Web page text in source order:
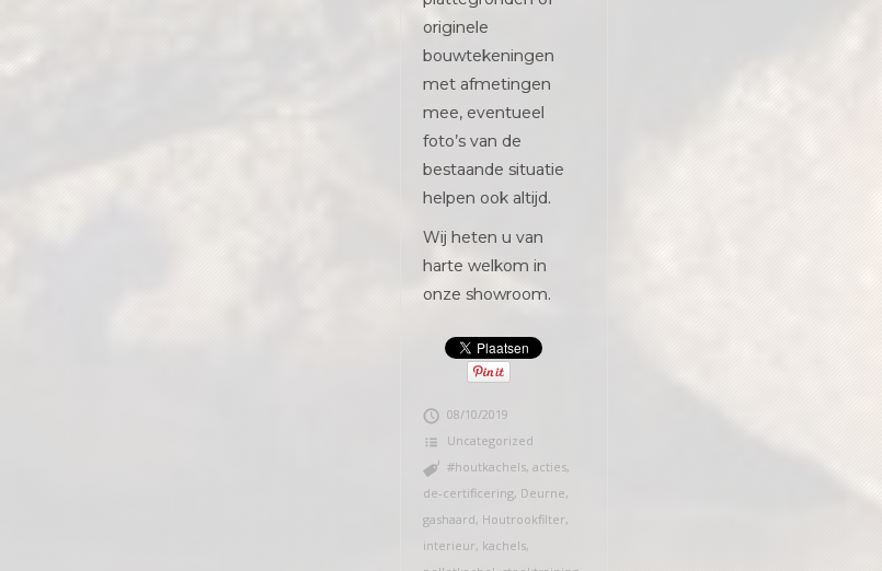
originele
bouwtekeningen
met afmetingen
mee, eventueel
foto’s van de
bestaande situatie
helpen ook altijd.
Wij heten u van
harte welkom in
onze showroom.
08/10/2019
Uncategorized
#houtkachels, acties,
de-certificering, Deurne,
gashaard, Houtrookfilter,
interieur, kachels,